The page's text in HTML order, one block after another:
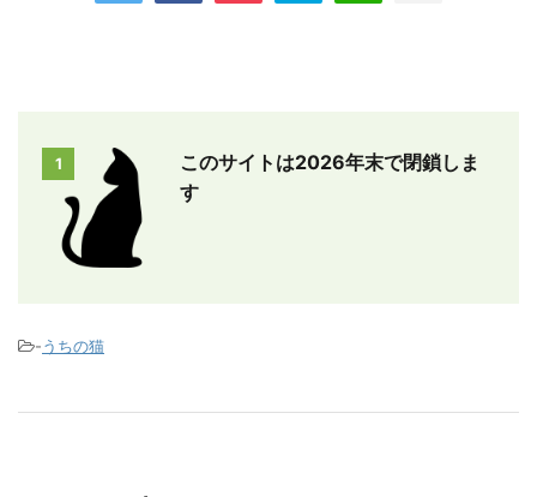
1
このサイトは2026年末で閉鎖しま
す
-うちの猫